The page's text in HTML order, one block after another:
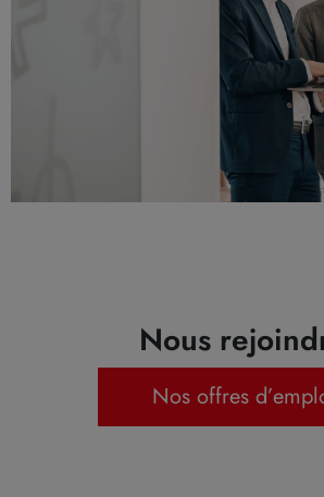
Nous
Nos offres